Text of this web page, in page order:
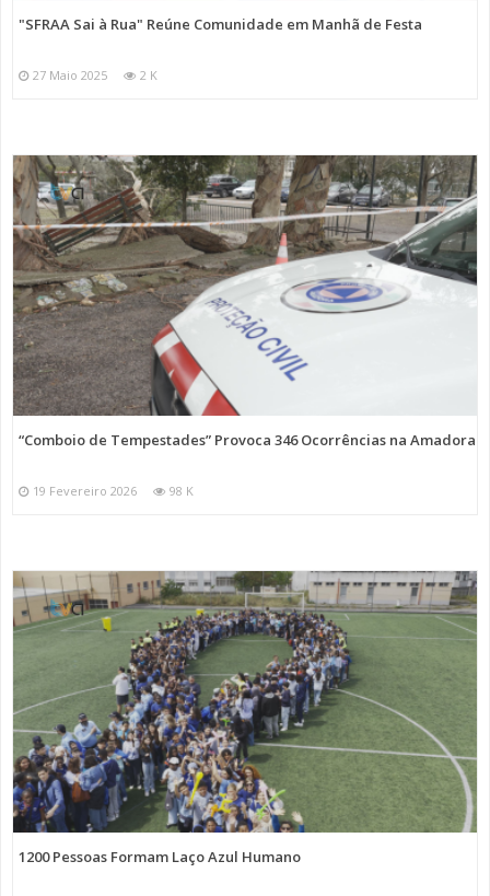
"SFRAA Sai à Rua" Reúne Comunidade em Manhã de Festa
27 Maio 2025 2 K
“Comboio de Tempestades” Provoca 346 Ocorrências na Amadora
19 Fevereiro 2026 98 K
1200 Pessoas Formam Laço Azul Humano